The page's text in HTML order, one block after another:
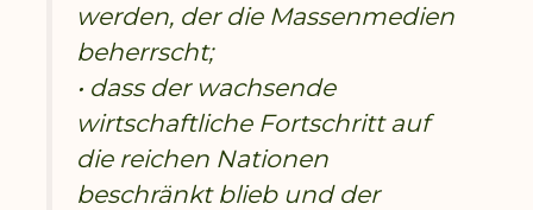
werden, der die Massenmedien
beherrscht;
• dass der wachsende
wirtschaftliche Fortschritt auf
die reichen Nationen
beschränkt blieb und der